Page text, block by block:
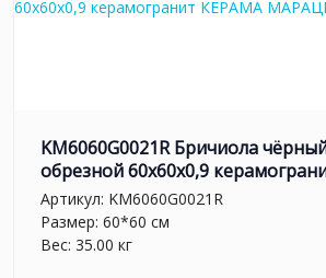
KM6060G0021R Бричиола
обрезной 60x60x0,9
Артикул: KM6060G0021R
Размер: 60*60 см
Вес: 35.00 кг